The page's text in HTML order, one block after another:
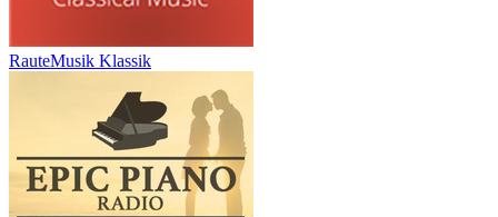
RauteMusik Klassik